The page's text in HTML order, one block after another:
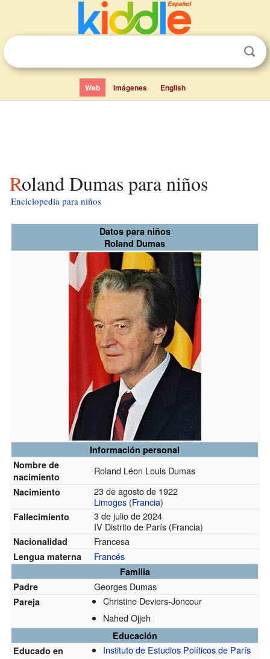
Web Imágenes English
Roland Dumas para niños
Enciclopedia para niños
Datos para niños
Roland Dumas
Información personal
Nombre de
nacimiento
Roland Léon Louis Dumas
Nacimiento
23 de agosto de 1922
Limoges (Francia)
Fallecimiento
3 de julio de 2024
IV Distrito de París (Francia)
Nacionalidad Francesa
Lengua materna Francés
Familia
Padre
Georges Dumas
Pareja
Christine Deviers-Joncour
Nahed Ojjeh
Educación
Educado en
Instituto de Estudios Políticos de París